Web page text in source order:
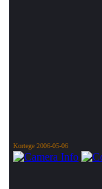
Kortege 2006-05-06